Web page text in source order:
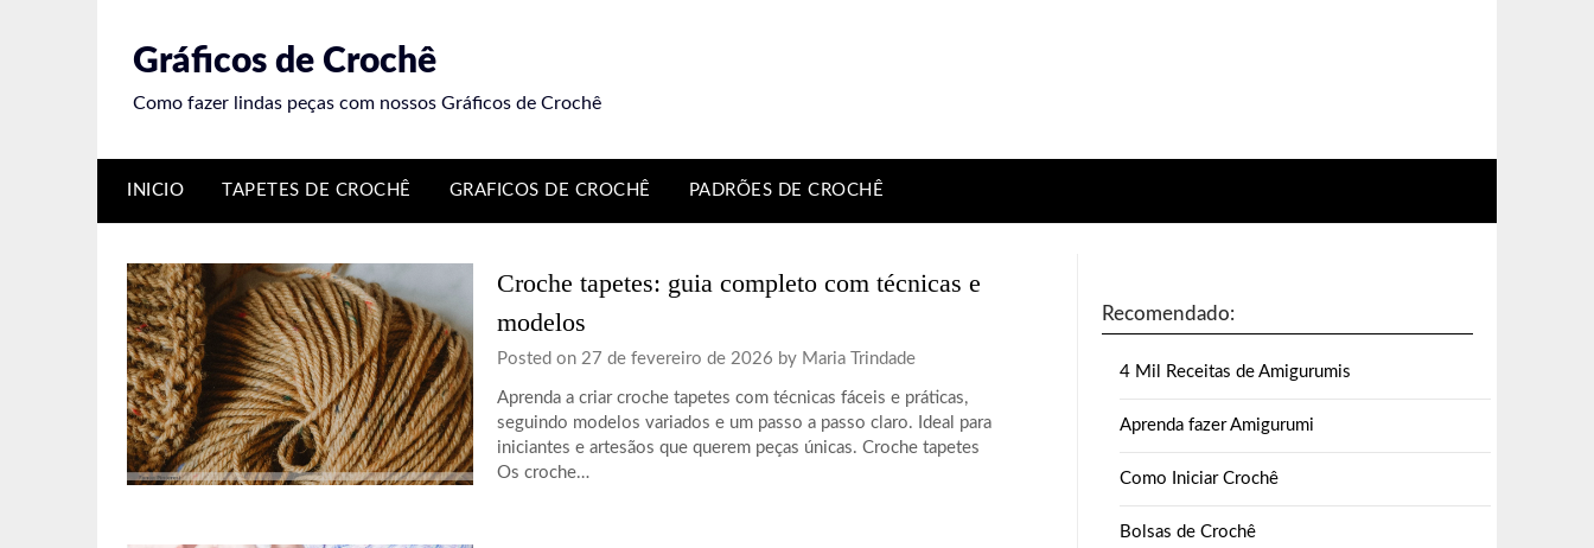
Gráficos de Crochê
Como fazer lindas peças com nossos Gráficos de Crochê
INICIO TAPETES DE CROCHÊ GRAFICOS DE CROCHÊ PADRÕES DE CROCHÊ
Croche tapetes: guia completo com técnicas e
modelos
Posted on 27 de fevereiro de 2026 by Maria Trindade
Aprenda a criar croche tapetes com técnicas fáceis e práticas,
seguindo modelos variados e um passo a passo claro. Ideal para
iniciantes e artesãos que querem peças únicas. Croche tapetes
Os croche…
Recomendado:
4 Mil Receitas de Amigurumis
Aprenda fazer Amigurumi
Como Iniciar Crochê
Bolsas de Crochê